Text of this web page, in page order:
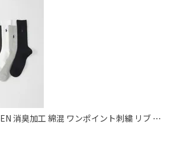
消臭加工 綿混 ワンポイント刺繍 リブ ク
【22-24cm】 【24-26cm】【26-28cm】